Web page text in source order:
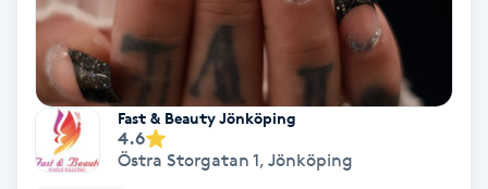
Ortobionomi
Ortopedi
Osteopati
Fast & Beauty Jönköping
4.6
Östra Storgatan 1, Jönköping